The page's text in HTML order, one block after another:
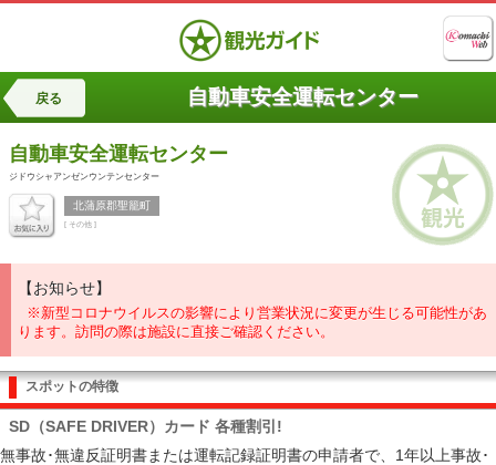
戻る 自動車安全運転センター
自動車安全運転センター
ジドウシャアンゼンウンテンセンター
北蒲原郡聖籠町
[ その他 ]
【お知らせ】
※新型コロナウイルスの影響により営業状況に変更が生じる可能性があ
ります。訪問の際は施設に直接ご確認ください。
スポットの特徴
SD（SAFE DRIVER）カード 各種割引!
無事故･無違反証明書または運転記録証明書の申請者で、1年以上事故･